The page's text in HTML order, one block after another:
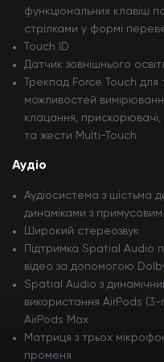
функціональних клавіш
стрілками у формі
Touch ID
Датчик зовнішнього
Трекпад Force Touch
можливостей
клацання,
та жести Multi-Touch
Аудіо
Аудіосистема з шістьма
динаміками з
Широкий стереозвук
Підтримка Spatial Audio
відео за допомогою
Spatial Audio з
використання AirPods (3-
AirPods Max
Матриця з трьох
променя